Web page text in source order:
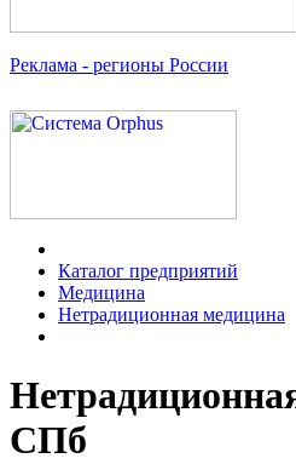
Реклама - регионы России
Каталог предприятий
Медицина
Нетрадиционная медицина
СПб